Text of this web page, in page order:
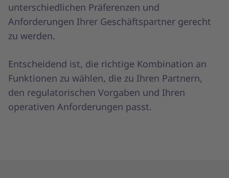
unterschiedlichen Präferenzen und
Anforderungen Ihrer Geschäftspartner gerecht
zu werden.
Entscheidend ist, die richtige Kombination an
Funktionen zu wählen, die zu Ihren Partnern,
den regulatorischen Vorgaben und Ihren
operativen Anforderungen passt.